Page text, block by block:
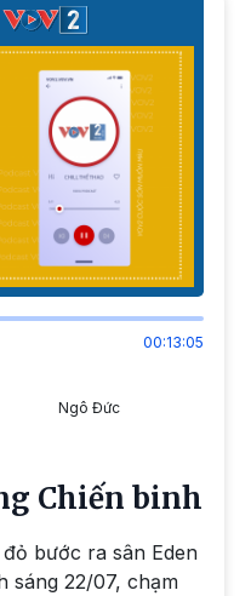
00:13:05
Ngô Đức
Chiến binh
bước ra sân Eden
sáng 22/07, chạm